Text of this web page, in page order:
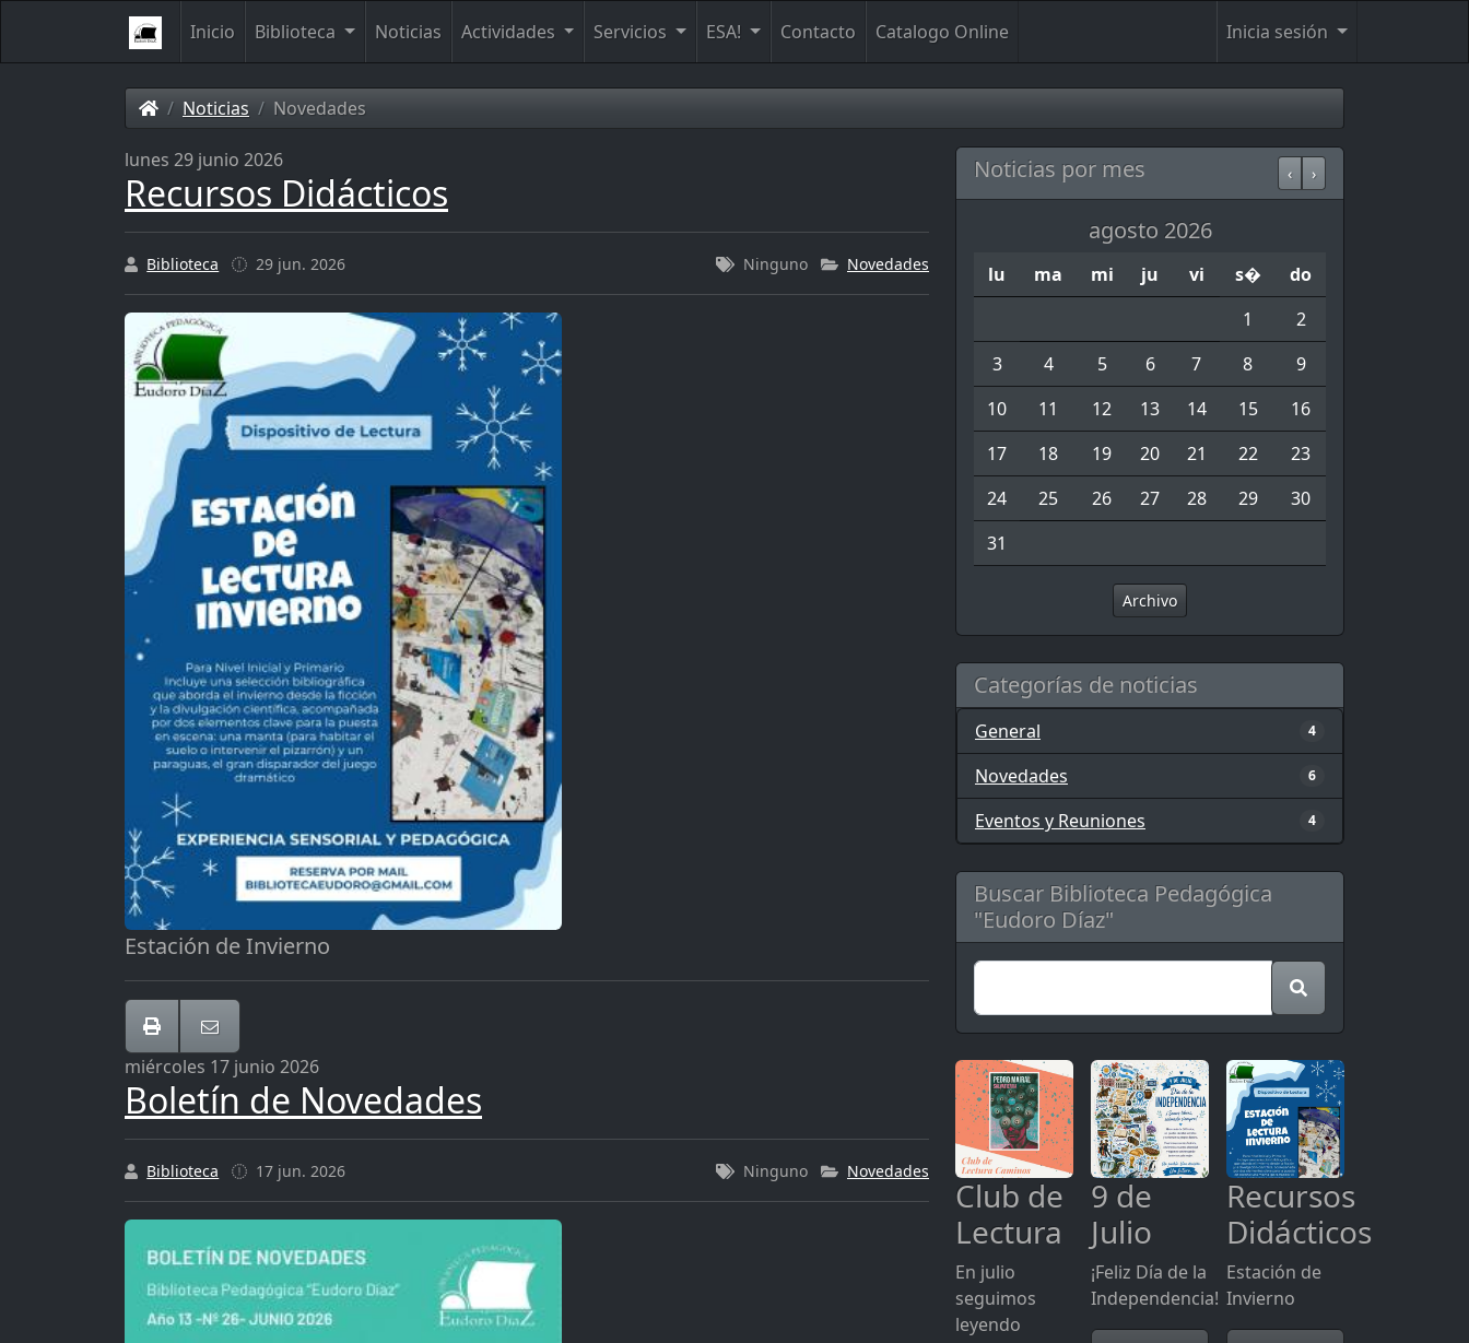
Inicio Biblioteca Noticias Actividades Servicios ESA! Contacto Catalogo Online Inicia sesión
Noticias Novedades
lunes 29 junio 2026
Recursos Didácticos
Biblioteca 29 jun. 2026 Ninguno Novedades
Estación de Invierno
miércoles 17 junio 2026
Boletín de Novedades
Biblioteca 17 jun. 2026 Ninguno Novedades
Noticias por mes ‹ ›
agosto 2026
lu ma mi ju vi s�
do
1
2
3
4 5 6 7 8
9
10
11 12 13 14 15
16
17
18 19 20 21 22
23
24
25 26 27 28 29
30
31
Archivo
Categorías de noticias
General 4
Novedades 6
Eventos y Reuniones 4
Buscar Biblioteca Pedagógica
"Eudoro Díaz"
Club de
Lectura
En julio
seguimos
leyendo
9 de
Julio
¡Feliz Día de la
Independencia!
Recursos
Didácticos
Estación de
Invierno